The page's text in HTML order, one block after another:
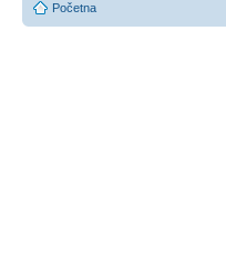
Početna